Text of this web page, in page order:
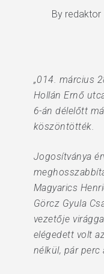
By redaktor
„014. március
Hollán Ernő
6-án délelőtt
köszöntötték.
Jogosítványa
Magyarics
Görcz Gyula
vezetője
elégedett volt
nélkül, pár perc